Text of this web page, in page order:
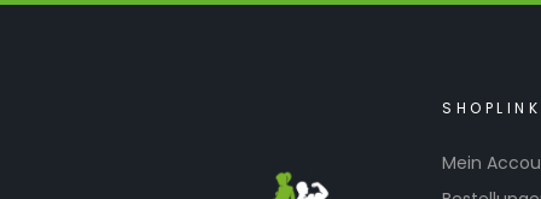
Mein